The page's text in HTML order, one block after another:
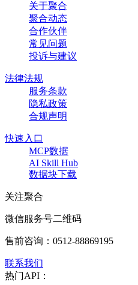
关于聚合
聚合动态
合作伙伴
常见问题
投诉与建议
法律法规
服务条款
隐私政策
合规声明
快速入口
MCP数据
AI Skill Hub
数据块下载
关注聚合
微信服务号二维码
售前咨询： 0512-88869195
联系我们
热门API：